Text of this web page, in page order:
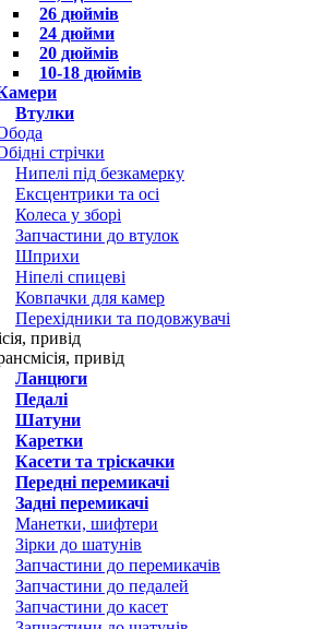
26 дюймів
24 дюйми
20 дюймів
10-18 дюймів
Втулки
стрічки
Нипелі під безкамерку
Ексцентрики та осі
Колеса у зборі
Запчастини до втулок
Шприхи
Ніпелі спицеві
Ковпачки для камер
Перехідники та подовжувачі
привід
привід
Ланцюги
Педалі
Шатуни
Каретки
Касети та тріскачки
Передні перемикачі
Задні перемикачі
Манетки, шифтери
Зірки до шатунів
Запчастини до перемикачів
Запчастини до педалей
Запчастини до касет